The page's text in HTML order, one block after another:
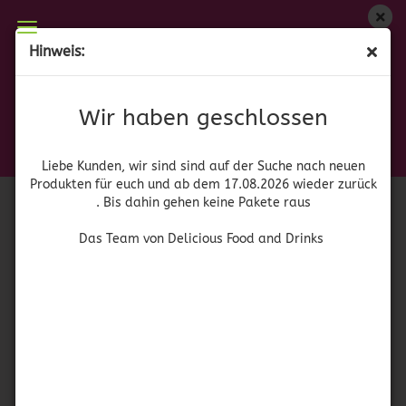
Hinweis:
Wir haben geschlossen
Liebe Kunden, wir sind sind auf der Suche nach neuen
Produkten für euch und ab dem 17.08.2026 wieder zurück
. Bis dahin gehen keine Pakete raus
Das Team von Delicious Food and Drinks
Wir haben geschlossen
zurück. Bis dahin gehen keine Pakete raus
Das Team von Delicious Food and Drinks
41587)